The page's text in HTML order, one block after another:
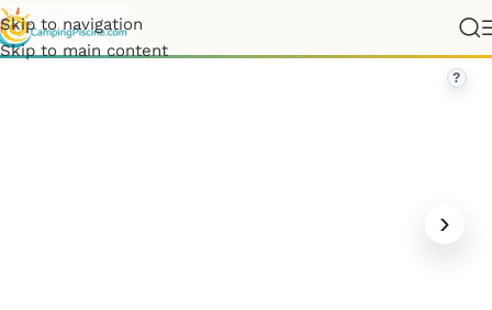
Skip to navigation
Skip to main content
» Nouvelle-Aquitaine
?